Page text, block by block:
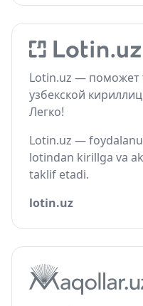
Lotin.uz — поможет
узбекской
Легко!
Lotin.uz —
lotindan kirillga va
taklif etadi.
lotin.uz